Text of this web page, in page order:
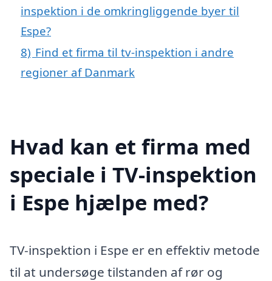
inspektion i de omkringliggende byer til
Espe?
8) Find et firma til tv-inspektion i andre
regioner af Danmark
Hvad kan et firma med
speciale i TV-inspektion
i Espe hjælpe med?
TV-inspektion i Espe er en effektiv metode
til at undersøge tilstanden af rør og